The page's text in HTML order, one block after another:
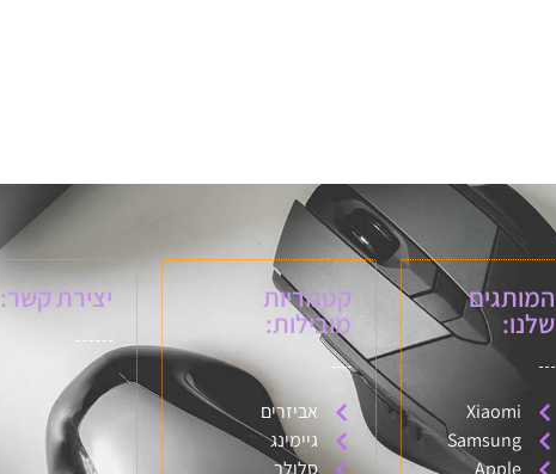
המותגים
שלנו:
Xiaomi
Samsung
קטגוריות
מובילות:
אביזרים
גיימינג
יצירת קשר: